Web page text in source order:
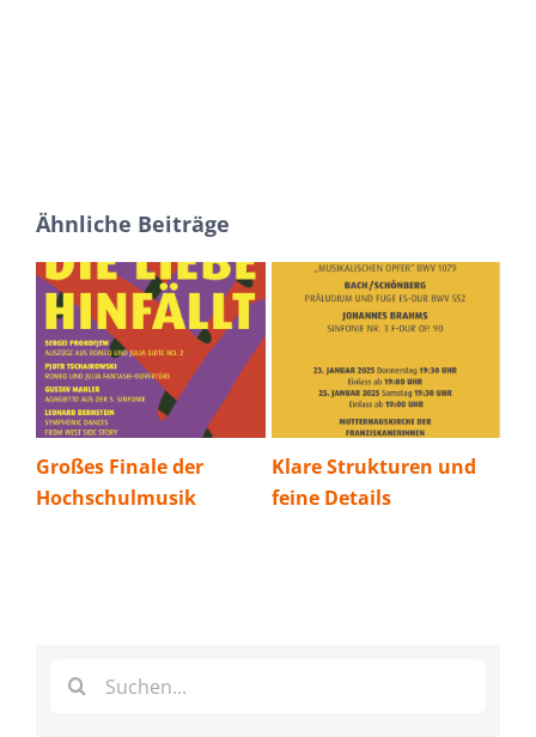
Ähnliche Beiträge
Großes Finale der
Hochschulmusik
Klare Strukturen und
feine Details
Suche